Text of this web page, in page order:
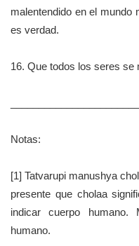
malentendido en el mundo
es verdad.
16. Que todos los seres se
Notas:
[1] Tatvarupi manushya
presente que cholaa
indicar cuerpo humano.
humano.